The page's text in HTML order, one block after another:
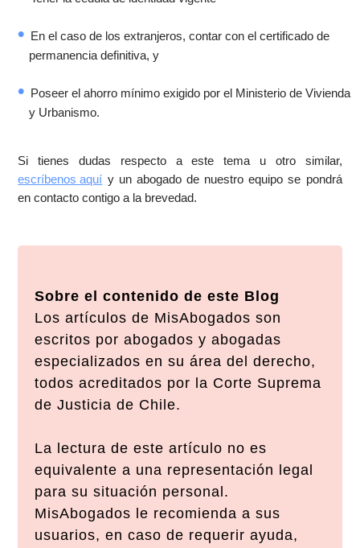
En el caso de los extranjeros, contar con el certificado de
permanencia definitiva, y
Poseer el ahorro mínimo exigido por el Ministerio de Vivienda
y Urbanismo.
Si tienes dudas respecto a este tema u otro similar,
escríbenos aquí y un abogado de nuestro equipo se pondrá
en contacto contigo a la brevedad.
Sobre el contenido de este Blog
Los artículos de MisAbogados son
escritos por abogados y abogadas
especializados en su área del derecho,
todos acreditados por la Corte Suprema
de Justicia de Chile.
La lectura de este artículo no es
equivalente a una representación legal
para su situación personal.
MisAbogados le recomienda a sus
usuarios, en caso de requerir ayuda,